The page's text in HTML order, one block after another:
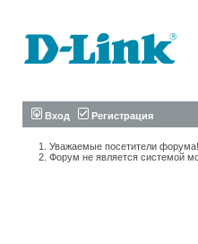
Вход Регистрация
Уважаемые посетители
Форум не является системой